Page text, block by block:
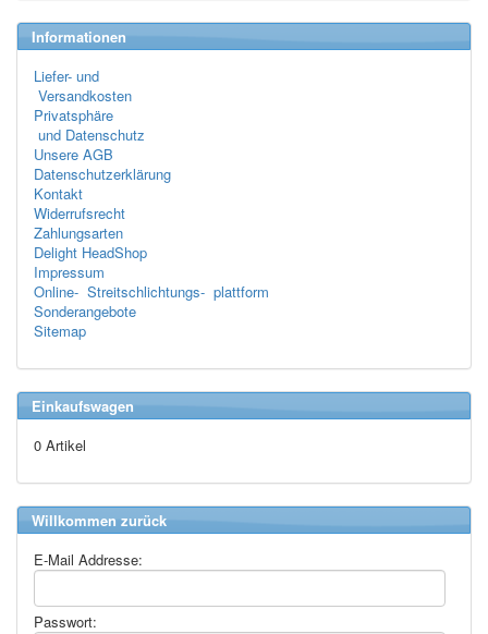
Informationen
Liefer- und
Versandkosten
Privatsphäre
und Datenschutz
Unsere AGB
Datenschutzerklärung
Kontakt
Widerrufsrecht
Zahlungsarten
Delight HeadShop
Impressum
Online- Streitschlichtungs- plattform
Sonderangebote
Sitemap
Einkaufswagen
0 Artikel
Willkommen zurück
E-Mail Addresse:
Passwort: